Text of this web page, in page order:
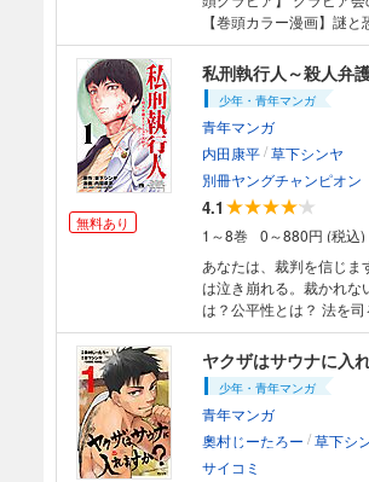
【巻頭カラー漫画】謎
はぎのくに 遷移圏見聞
顔!! 「愛花」 【センタ
殺した男～日輪のデマ
れておらず、プレゼント
のラインナップが目次と
無料あり
私刑執行人～殺人弁
少年・青年マンガ
青年マンガ
内田康平/草下シンヤ
別冊ヤングチャンピオン
4.1
1～8巻
0～880円 (税込)
あなたは、裁判を信じ
は泣き崩れる。裁かれな
は？公平性とは？ 法を
きの鉄槌はくだされる
白書」内田康平、強力タ
禁。 人の命とは本当
ヤクザはサウナに入
少年・青年マンガ
青年マンガ
奧村じーたろー /草下シ
サイコミ